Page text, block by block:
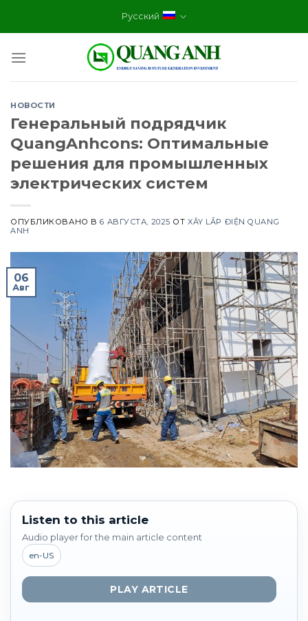
Русский
НОВОСТИ
Генеральный подрядчик
QuangAnhcons: Оптимальные
решения для промышленных
электрических систем
ОПУБЛИКОВАНО В6 АВГУСТА, 2025 ОТXÂY LẮP ĐIỆN QUANG
ANH
06
Авг
Listen to this article
Audio player for the main article content
en-US
PLAY ARTICLE